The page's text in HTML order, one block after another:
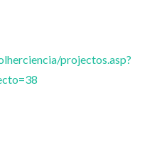
projectos.asp?